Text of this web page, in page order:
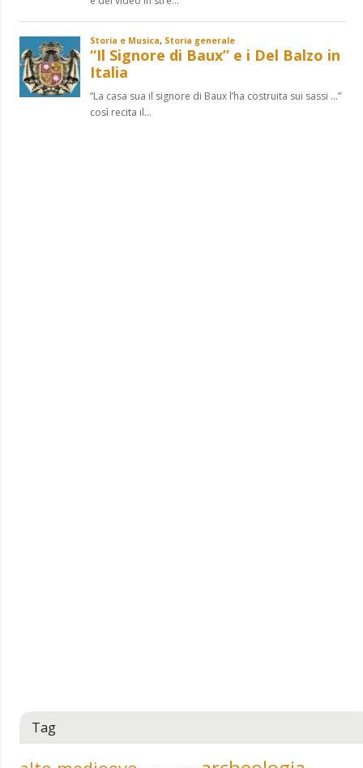
Tag